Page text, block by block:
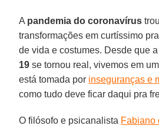
A pandemia do coronavírus
transformações em curtíssimo
de vida e costumes. Desde que
19 se tornou real, vivemos em
está tomada por inseguranças e
como tudo deve ficar daqui pra
O filósofo e psicanalista Fabiano